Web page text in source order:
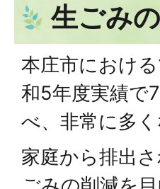
生ごみ
本庄市におけ
和5年度実績で
べ、非常に多く
家庭から排出